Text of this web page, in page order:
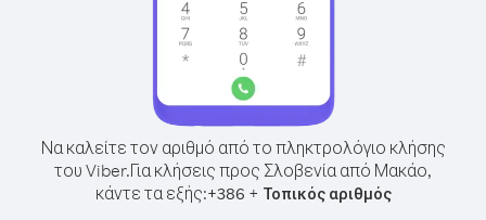
Να καλείτε τον αριθμό από το πληκτρολόγιο κλήσης
του Viber.Για κλήσεις προς Σλοβενία από Μακάο,
κάντε τα εξής:+386 + Τοπικός αριθμός